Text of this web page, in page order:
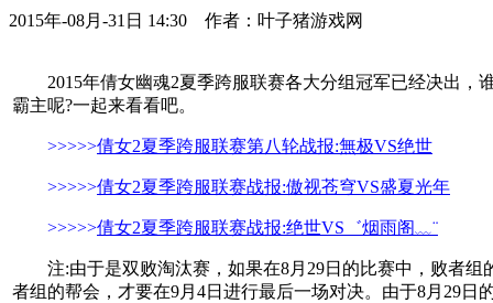
2015年-08月-31日 14:30 作者：叶子猪游戏网
2015年倩女幽魂2夏季跨服联赛各大分组冠军已经决出，
霸主呢?一起来看看吧。
>>>>>倩女2夏季跨服联赛第八轮战报:無极VS绝世
>>>>>倩女2夏季跨服联赛战报:傲视苍穹VS盛夏光年
>>>>>倩女2夏季跨服联赛战报:绝世VS゛烟雨阁﹏¨
注:由于是双败淘汰赛，如果在8月29日的比赛中，败者组
者组的帮会，才要在9月4日进行最后一场对决。由于8月29日